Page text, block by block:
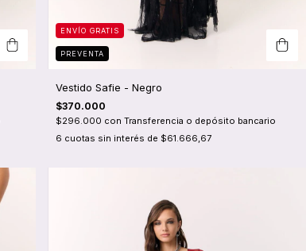
ENVÍO GRATIS
PREVENTA
Vestido Safie - Negro
$370.000
$296.000 con Transferencia o depósito bancario
6 cuotas sin interés de $61.666,67